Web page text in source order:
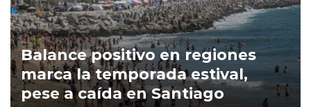
Balance positivo en regiones
marca la temporada estival,
pese a caída en Santiago